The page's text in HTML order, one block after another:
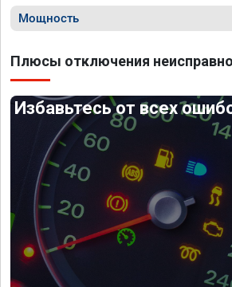
Мощность
Плюсы отключения
Избавьтесь от всех